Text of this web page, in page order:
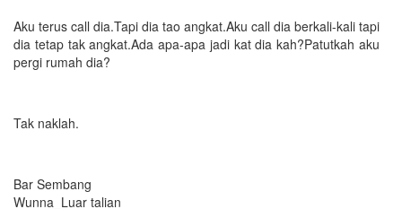
Aku terus call dia.Tapi dia tao angkat.Aku call dia berkali-kali tapi
dia tetap tak angkat.Ada apa-apa jadi kat dia kah?Patutkah aku
pergi rumah dia?
Tak naklah.
Bar Sembang
Wunna_Luar talian